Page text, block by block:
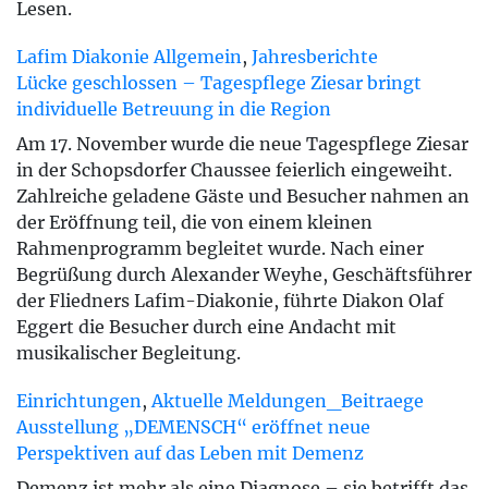
Lesen.
Lafim Diakonie Allgemein, Jahresberichte
Lücke geschlossen – Tagespflege Ziesar bringt
individuelle Betreuung in die Region
Am 17. November wurde die neue Tagespflege Ziesar
in der Schopsdorfer Chaussee feierlich eingeweiht.
Zahlreiche geladene Gäste und Besucher nahmen an
der Eröffnung teil, die von einem kleinen
Rahmenprogramm begleitet wurde. Nach einer
Begrüßung durch Alexander Weyhe, Geschäftsführer
der Fliedners Lafim-Diakonie, führte Diakon Olaf
Eggert die Besucher durch eine Andacht mit
musikalischer Begleitung.
Einrichtungen,Aktuelle Meldungen_Beitraege
Ausstellung „DEMENSCH“ eröffnet neue
Perspektiven auf das Leben mit Demenz